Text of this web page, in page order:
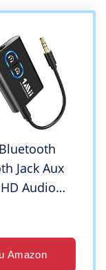
Jack Aux
Audio
Amazon